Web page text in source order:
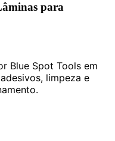
para
Blue Spot Tools em
limpeza e